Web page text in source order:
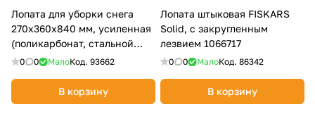
Лопата для уборки снега
270х360х840 мм, усиленная
(поликарбонат, стальной
черенок) Сибртех 61673
0 0 МалоКод. 93662
В корзину
Лопата штыковая FISKARS
Solid, с закругленным
лезвием 1066717
0 0 МалоКод. 86342
В корзину